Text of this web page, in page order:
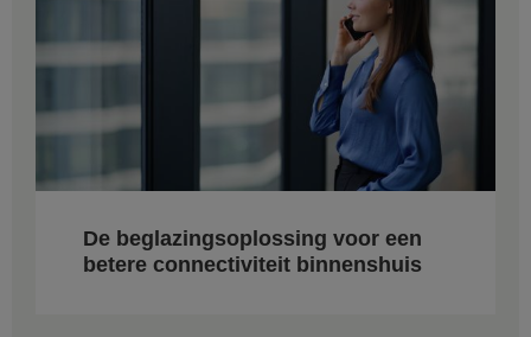
De beglazingsoplossing voor een
betere connectiviteit binnenshuis